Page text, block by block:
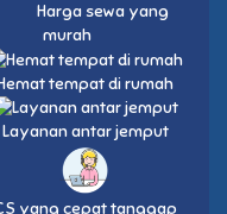
Harga sewa yang
murah
tempat di rumah
Layanan antar jemput
yang cepat tanggap